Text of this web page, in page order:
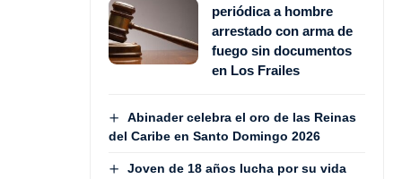
periódica a hombre
arrestado con arma de
fuego sin documentos
en Los Frailes
Abinader celebra el oro de las Reinas
del Caribe en Santo Domingo 2026
Joven de 18 años lucha por su vida